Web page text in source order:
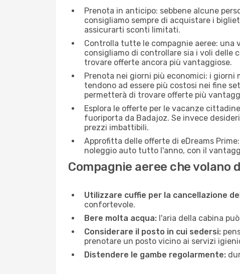
Prenota in anticipo: sebbene alcune
consigliamo sempre di acquistare i
assicurarti sconti limitati.
Controlla tutte le compagnie aeree: una
consigliamo di controllare sia i voli delle
trovare offerte ancora più vantaggiose.
Prenota nei giorni più economici: i
tendono ad essere più costosi nei fine
permetterà di trovare offerte più
Esplora le offerte per le vacanze
fuoriporta da Badajoz. Se invece
prezzi imbattibili.
Approfitta delle offerte di eDreams
noleggio auto tutto l'anno, con il
Compagnie aeree che volano
Utilizzare cuffie per la cancellazione
confortevole.
Bere molta acqua: l'aria della cabina
Considerare il posto in cui sedersi:
prenotare un posto vicino ai servizi
Distendere le gambe regolarmente: